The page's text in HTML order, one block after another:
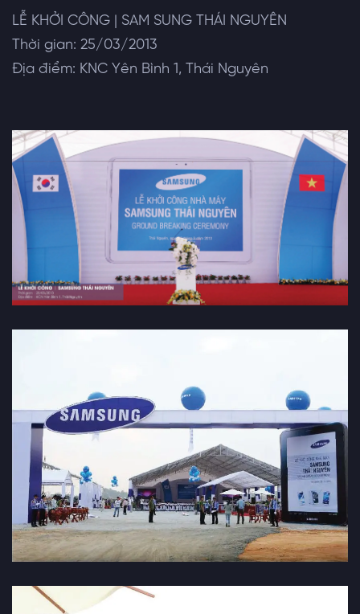
LỄ KHỞI CÔNG | SAM SUNG THÁI NGUYÊN
Thời gian: 25/03/2013
Địa điểm: KNC Yên Bình 1, Thái Nguyên